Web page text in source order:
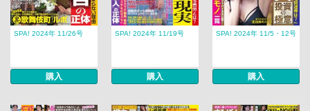
SPA! 2024年 11/26号
購入
SPA! 2024年 11/19号
購入
SPA! 2024年 11/5・12号
購入